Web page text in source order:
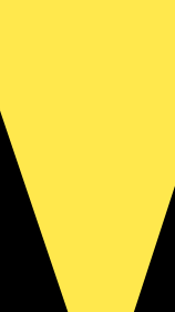
zu Branchennews,
alles auf einer